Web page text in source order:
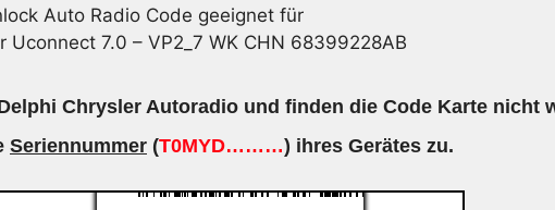
Auto Radio Code geeignet für
Uconnect 7.0 – VP2_7 WK CHN 68399228AB
Chrysler Autoradio und finden die Code Karte nicht
Seriennummer (T0MYD………) ihres Gerätes zu.